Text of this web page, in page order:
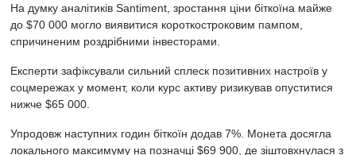
На думку аналітиків Santiment, зростання ціни біткоїна майже
до $70 000 могло виявитися короткостроковим пампом,
спричиненим роздрібними інвесторами.
Експерти зафіксували сильний сплеск позитивних настроїв у
соцмережах у момент, коли курс активу ризикував опуститися
нижче $65 000.
Упродовж наступних годин біткоїн додав 7%. Монета досягла
локального максимуму на позначці $69 900, де зіштовхнулася з